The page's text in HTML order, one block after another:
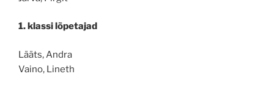
1. klassi lõpetajad
Lääts, Andra
Vaino, Lineth